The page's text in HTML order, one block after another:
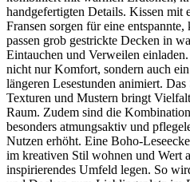
handgefertigten Details. Kissen mit
Fransen sorgen für eine
passen grob gestrickte Decken in
Eintauchen und Verweilen
nicht nur Komfort, sondern auch
längeren Lesestunden animiert.
Texturen und Mustern bringt
Raum. Zudem sind die
besonders atmungsaktiv und
Nutzen erhöht. Eine Boho-
im kreativen Stil wohnen und Wert
inspirierendes Umfeld legen. So